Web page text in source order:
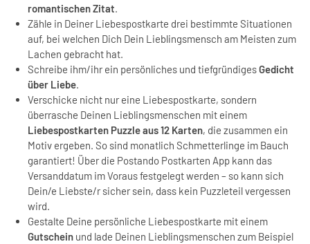
romantischen Zitat.
Zähle in Deiner Liebespostkarte drei bestimmte Situationen
auf, bei welchen Dich Dein Lieblingsmensch am Meisten zum
Lachen gebracht hat.
Schreibe ihm/ihr ein persönliches und tiefgründigesGedicht
über Liebe.
Verschicke nicht nur eine Liebespostkarte, sondern
überrasche Deinen Lieblingsmenschen mit einem
Liebespostkarten Puzzle aus 12 Karten, die zusammen ein
Motiv ergeben. So sind monatlich Schmetterlinge im Bauch
garantiert! Über die Postando Postkarten App kann das
Versanddatum im Voraus festgelegt werden – so kann sich
Dein/e Liebste/r sicher sein, dass kein Puzzleteil vergessen
wird.
Gestalte Deine persönliche Liebespostkarte mit einem
Gutschein und lade Deinen Lieblingsmenschen zum Beispiel